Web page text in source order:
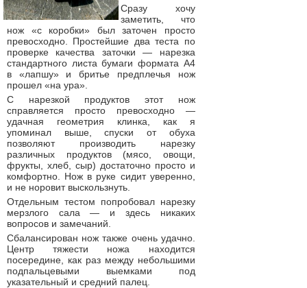
Сразу хочу
заметить, что
нож «с коробки» был заточен просто
превосходно. Простейшие два теста по
проверке качества заточки — нарезка
стандартного листа бумаги формата А4
в «лапшу» и бритье предплечья нож
прошел «на ура».
С нарезкой продуктов этот нож
справляется просто превосходно —
удачная геометрия клинка, как я
упоминал выше, спуски от обуха
позволяют производить нарезку
различных продуктов (мясо, овощи,
фрукты, хлеб, сыр) достаточно просто и
комфортно. Нож в руке сидит уверенно,
и не норовит выскользнуть.
Отдельным тестом попробовал нарезку
мерзлого сала — и здесь никаких
вопросов и замечаний.
Сбалансирован нож также очень удачно.
Центр тяжести ножа находится
посередине, как раз между небольшими
подпальцевыми выемками под
указательный и средний палец.